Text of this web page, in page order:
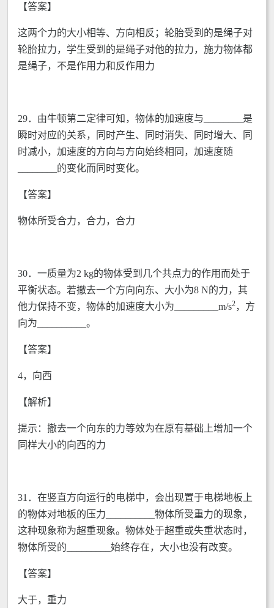
【答案】
这两个力的大小相等、方向相反；轮胎受到的是绳子对
轮胎拉力，学生受到的是绳子对他的拉力，施力物体都
是绳子，不是作用力和反作用力
29．由牛顿第二定律可知，物体的加速度与________是
瞬时对应的关系，同时产生、同时消失、同时增大、同
时减小，加速度的方向与方向始终相同，加速度随
________的变化而同时变化。
【答案】
物体所受合力，合力，合力
30．一质量为2 kg的物体受到几个共点力的作用而处于
平衡状态。若撤去一个方向向东、大小为8 N的力，其
他力保持不变，物体的加速度大小为_________m/s2，方
向为__________。
【答案】
4，向西
【解析】
提示：撤去一个向东的力等效为在原有基础上增加一个
同样大小的向西的力
31．在竖直方向运行的电梯中，会出现置于电梯地板上
的物体对地板的压力__________物体所受重力的现象，
这种现象称为超重现象。物体处于超重或失重状态时，
物体所受的_________始终存在，大小也没有改变。
【答案】
大于，重力